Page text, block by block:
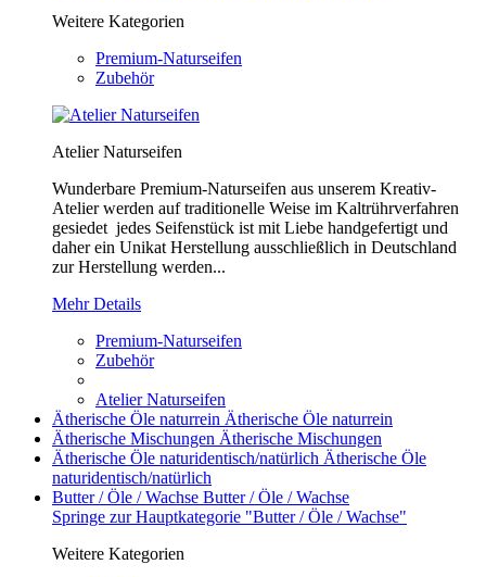
Weitere Kategorien
Premium-Naturseifen
Zubehör
Atelier Naturseifen
Wunderbare Premium-Naturseifen aus unserem Kreativ-
Atelier werden auf traditionelle Weise im Kaltrührverfahren
gesiedet jedes Seifenstück ist mit Liebe handgefertigt und
daher ein Unikat Herstellung ausschließlich in Deutschland
zur Herstellung werden...
Mehr Details
Premium-Naturseifen
Zubehör
Atelier Naturseifen
Ätherische Öle naturrein Ätherische Öle naturrein
Ätherische Mischungen Ätherische Mischungen
Ätherische Öle naturidentisch/natürlich Ätherische Öle
naturidentisch/natürlich
Butter / Öle / Wachse Butter / Öle / Wachse
Springe zur Hauptkategorie "Butter / Öle / Wachse"
Weitere Kategorien